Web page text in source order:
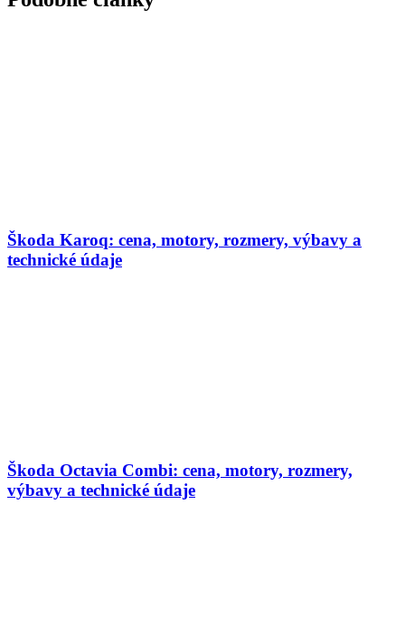
Škoda Karoq: cena, motory, rozmery, výbavy a
technické údaje
Škoda Octavia Combi: cena, motory, rozmery,
výbavy a technické údaje